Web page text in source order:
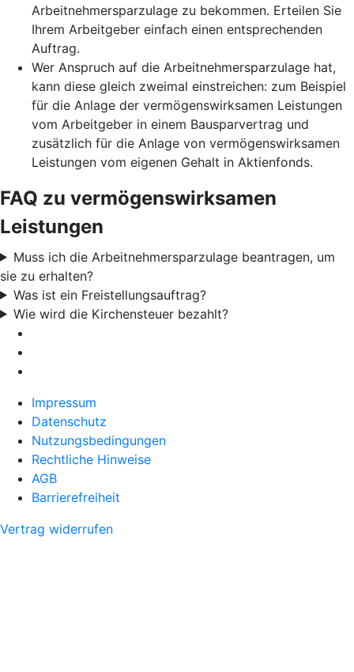
Arbeitnehmersparzulage zu bekommen. Erteilen Sie
Ihrem Arbeitgeber einfach einen entsprechenden
Auftrag.
Wer Anspruch auf die Arbeitnehmersparzulage hat,
kann diese gleich zweimal einstreichen: zum Beispiel
für die Anlage der vermögenswirksamen Leistungen
vom Arbeitgeber in einem Bausparvertrag und
zusätzlich für die Anlage von vermögenswirksamen
Leistungen vom eigenen Gehalt in Aktienfonds.
FAQ zu vermögenswirksamen
Leistungen
Muss ich die Arbeitnehmersparzulage beantragen, um
sie zu erhalten?
Was ist ein Freistellungsauftrag?
Wie wird die Kirchensteuer bezahlt?
Impressum
Datenschutz
Nutzungsbedingungen
Rechtliche Hinweise
AGB
Barrierefreiheit
Vertrag widerrufen